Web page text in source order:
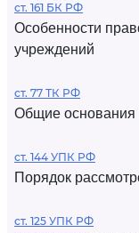
ст. 161 БК РФ
Особенности
учреждений
ст. 77 ТК РФ
Общие основания
ст. 144 УПК РФ
Порядок
ст. 125 УПК РФ